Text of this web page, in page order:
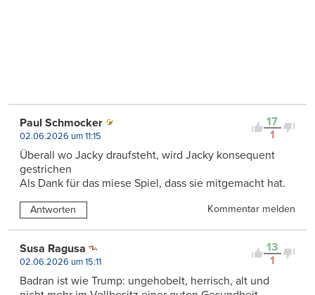
17
1
Paul Schmocker
02.06.2026 um 11:15
Überall wo Jacky draufsteht, wird Jacky konsequent
gestrichen
Als Dank für das miese Spiel, dass sie mitgemacht hat.
Antworten Kommentar melden
13
1
Susa Ragusa
02.06.2026 um 15:11
Badran ist wie Trump: ungehobelt, herrisch, alt und